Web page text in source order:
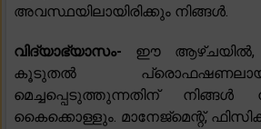
അവസ്ഥയിലായിരിക്കും നിങ്ങൾ.
വിദ്യാഭ്യാസം- ഈ ആഴ്‌ചയിൽ,
കൂടുതൽ
മെച്ചപ്പെടുത്തുന്നതിന്
കൈക്കൊള്ളും. മാനേജ്‌മെന്റ്,